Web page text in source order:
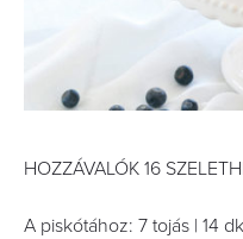
HOZZÁVALÓK 16
A piskótához: 7 tojás | 14